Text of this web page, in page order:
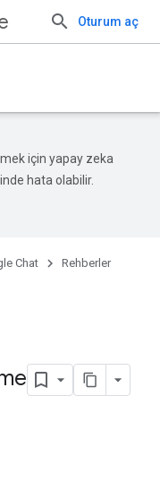
Oturum aç
için yapay zeka
hata olabilir.
Chat Rehberler